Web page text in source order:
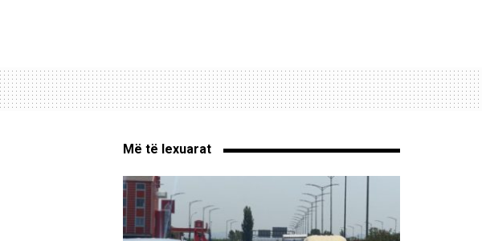
Më të lexuarat